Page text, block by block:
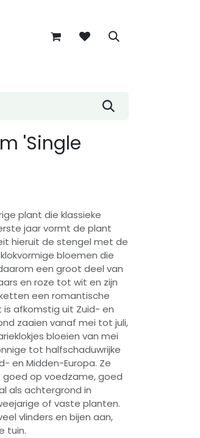
'Single
plant die klassieke
jaar vormt de plant
hieruit de stengel met de
bloemen die
een groot deel van
en roze tot wit en zijn
een romantische
afkomstig uit Zuid- en
zaaien vanaf mei tot juli,
bloeien van mei
tot halfschaduwrijke
en Midden-Europa. Ze
op voedzame, goed
als achtergrond in
of vaste planten.
vlinders en bijen aan,
tuin.